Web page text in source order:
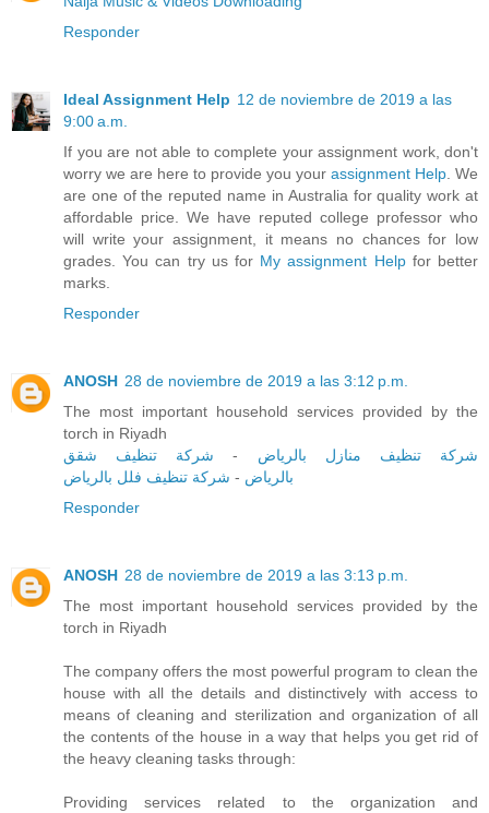
Responder
Ideal Assignment Help 12 de noviembre de 2019 a las
9:00 a.m.
If you are not able to complete your assignment work, don't
worry we are here to provide you your assignment Help. We
are one of the reputed name in Australia for quality work at
affordable price. We have reputed college professor who
will write your assignment, it means no chances for low
grades. You can try us for My assignment Helpfor better
marks.
Responder
ANOSH 28 de noviembre de 2019 a las 3:12 p.m.
The most important household services provided by the
torch in Riyadh
شركة تنظيف منازل بالرياض - شركة تنظيف شقق
بالرياض - شركة تنظيف فلل بالرياض
Responder
ANOSH 28 de noviembre de 2019 a las 3:13 p.m.
The most important household services provided by the
torch in Riyadh
The company offers the most powerful program to clean the
house with all the details and distinctively with access to
means of cleaning and sterilization and organization of all
the contents of the house in a way that helps you get rid of
the heavy cleaning tasks through:
Providing services related to the organization and